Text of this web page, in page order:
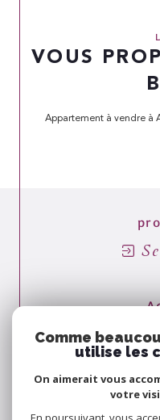
VOUS
Appartement à vendre à
Comme
utilise les
On aimerait vous
votre